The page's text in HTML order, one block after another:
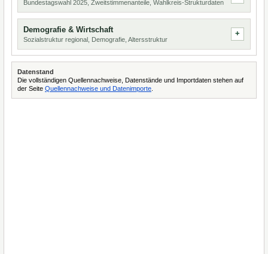
Bundestagswahl 2025, Zweitstimmenanteile, Wahlkreis-Strukturdaten
Demografie & Wirtschaft
Sozialstruktur regional, Demografie, Altersstruktur
Datenstand
Die vollständigen Quellennachweise, Datenstände und Importdaten stehen auf
der Seite Quellennachweise und Datenimporte